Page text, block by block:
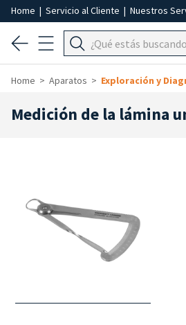
Home | Servicio al Cliente | Nuestros
Home Aparatos Exploración y
Medición de la lámina